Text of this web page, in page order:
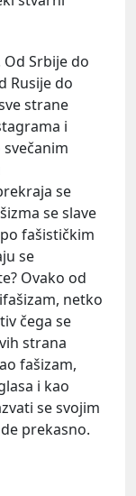
Srbije do
Rusije do
strane
i
se
se slave
fašističkim
se
Ovako od
netko
čega se
strana
fašizam,
i kao
se svojim
prekasno.